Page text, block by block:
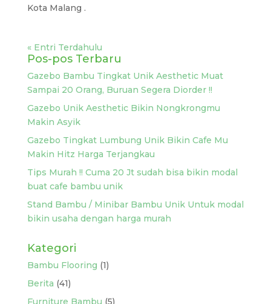
Kota Malang .
« Entri Terdahulu
Pos-pos Terbaru
Gazebo Bambu Tingkat Unik Aesthetic Muat
Sampai 20 Orang, Buruan Segera Diorder !!
Gazebo Unik Aesthetic Bikin Nongkrongmu
Makin Asyik
Gazebo Tingkat Lumbung Unik Bikin Cafe Mu
Makin Hitz Harga Terjangkau
Tips Murah !! Cuma 20 Jt sudah bisa bikin modal
buat cafe bambu unik
Stand Bambu / Minibar Bambu Unik Untuk modal
bikin usaha dengan harga murah
Kategori
Bambu Flooring (1)
Berita (41)
Furniture Bambu (5)